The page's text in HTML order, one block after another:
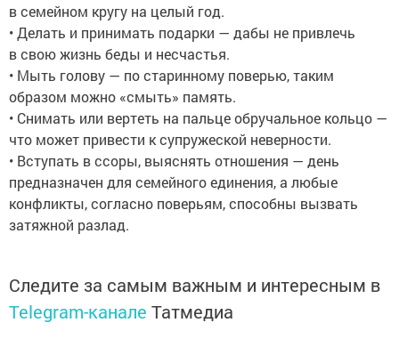
в семейном кругу на целый год.
• Делать и принимать подарки — дабы не привлечь
в свою жизнь беды и несчастья.
• Мыть голову — по старинному поверью, таким
образом можно «смыть» память.
• Снимать или вертеть на пальце обручальное кольцо —
что может привести к супружеской неверности.
• Вступать в ссоры, выяснять отношения — день
предназначен для семейного единения, а любые
конфликты, согласно поверьям, способны вызвать
затяжной разлад.
Следите за самым важным и интересным в
Telegram-канале Татмедиа